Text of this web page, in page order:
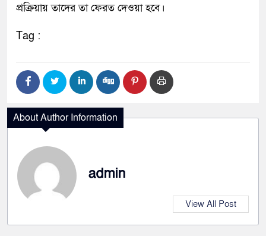
প্রক্রিয়ায় তাদের তা ফেরত দেওয়া হবে।
Tag :
About Author Information
admin
View All Post